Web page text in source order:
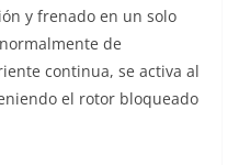
y frenado en un solo
de
continua, se activa al
el rotor bloqueado